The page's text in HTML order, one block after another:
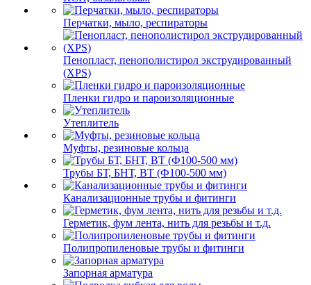
Перчатки, мыло, респираторы
Пенопласт, пенополистирол экструдированный
(XPS)
Пленки гидро и пароизоляционные
Утеплитель
Муфты, резиновые кольца
Трубы БТ, БНТ, ВТ (Ф100-500 мм)
Канализационные трубы и фитинги
Герметик, фум лента, нить для резьбы и т.д.
Полипропиленовые трубы и фитинги
Запорная арматура